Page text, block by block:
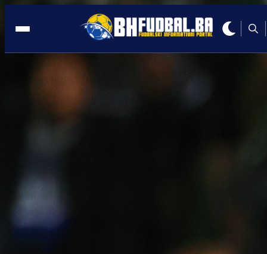
20:27, 12.02.2026
Poznati svi parovi četvrtfinala Kupa
Bosne i Hercegovine!